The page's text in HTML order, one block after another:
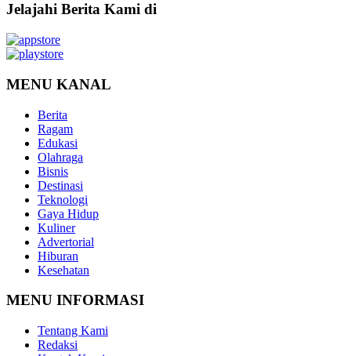
Jelajahi Berita Kami di
MENU KANAL
Berita
Ragam
Edukasi
Olahraga
Bisnis
Destinasi
Teknologi
Gaya Hidup
Kuliner
Advertorial
Hiburan
Kesehatan
MENU INFORMASI
Tentang Kami
Redaksi